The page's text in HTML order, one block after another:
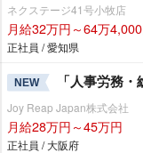
ネクステージ41号小牧店
月給32万円～64万
正社員 / 愛知県
NEW 「人事労務
Joy Reap Japan株式会社
月給28万円～45万円
正社員 / 大阪府